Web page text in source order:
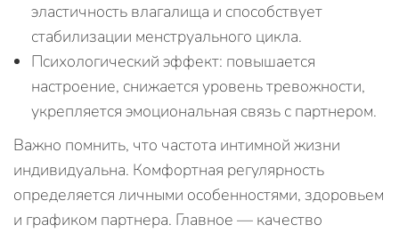
эластичность влагалища и способствует
стабилизации менструального цикла.
Психологический эффект: повышается
настроение, снижается уровень тревожности,
укрепляется эмоциональная связь с партнером.
Важно помнить, что частота интимной жизни
индивидуальна. Комфортная регулярность
определяется личными особенностями, здоровьем
и графиком партнера. Главное — качество